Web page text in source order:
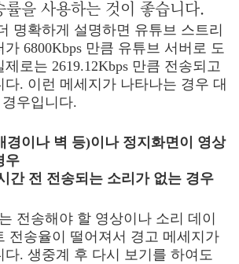
률을 사용하는 것이 좋습니다.
명확하게 설명하면 유튜브 스트리
6800Kbps 만큼 유튜브 서버로 도
로는 2619.12Kbps 만큼 전송되고
다. 이런 메세지가 나타나는 경우 대
우입니다.
경이나 벽 등)이나 정지화면이 영상
우
간 전 전송되는 소리가 없는 경우
전송해야 할 영상이나 소리 데이
전송율이 떨어져서 경고 메세지가
다. 생중계 후 다시 보기를 하여도